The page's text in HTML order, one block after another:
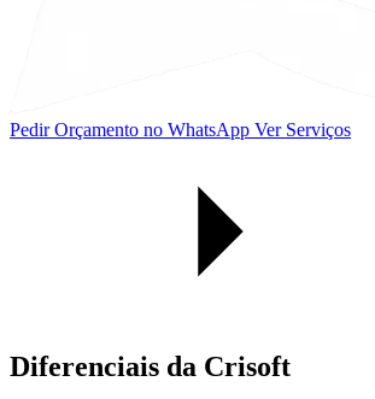
Pedir Orçamento no WhatsApp Ver Serviços
Diferenciais da Crisoft